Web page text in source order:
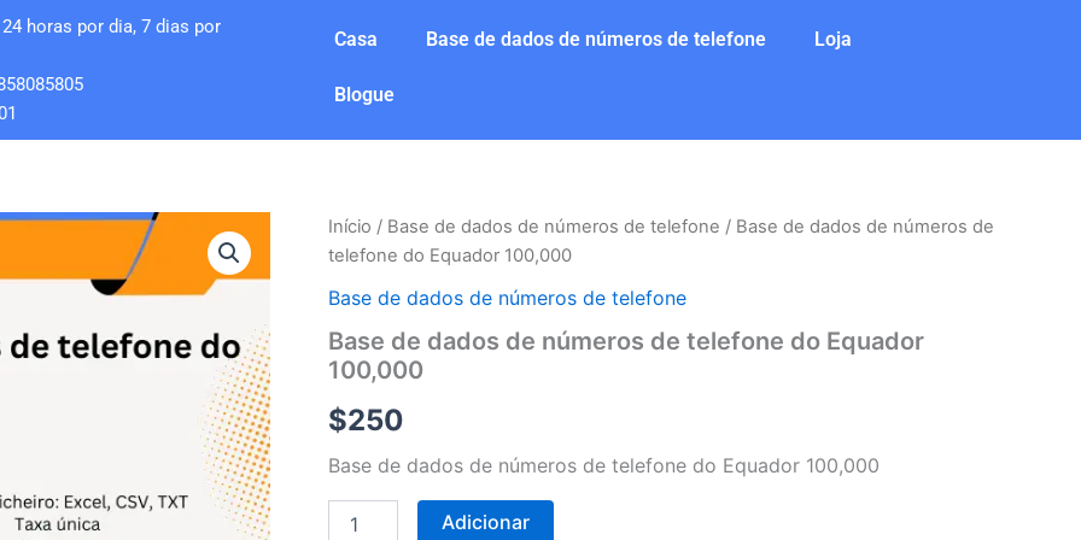
horas por dia, 7 dias por
Casa Base de dados de números de telefone Loja
Blogue
Início / Base de dados de números de telefone / Base de dados de números de
telefone do Equador 100,000
Base de dados de números de telefone
Base de dados de números de telefone do Equador
100,000
$250
Base de dados de números de telefone do Equador 100,000
Quantidade
de
de
de
números
telefone
do
Equador
Adicionar